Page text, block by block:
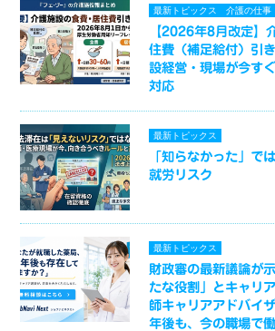
最新トピックス 介護の仕事
【2026年8月改定】
住費（補足給付）引
設経営・現場が今す
対応
最新トピックス
「知らなかった」で
就労リスク
最新トピックス
財政審の最新議論が
たな役割」とキャリ
師キャリアアドバイ
年後も、今の職場で